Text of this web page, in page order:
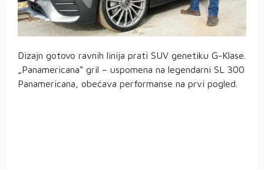
Dizajn gotovo ravnih linija prati SUV genetiku G-Klase.
„Panamericana“ gril – uspomena na legendarni SL 300
Panamericana, obećava performanse na prvi pogled.